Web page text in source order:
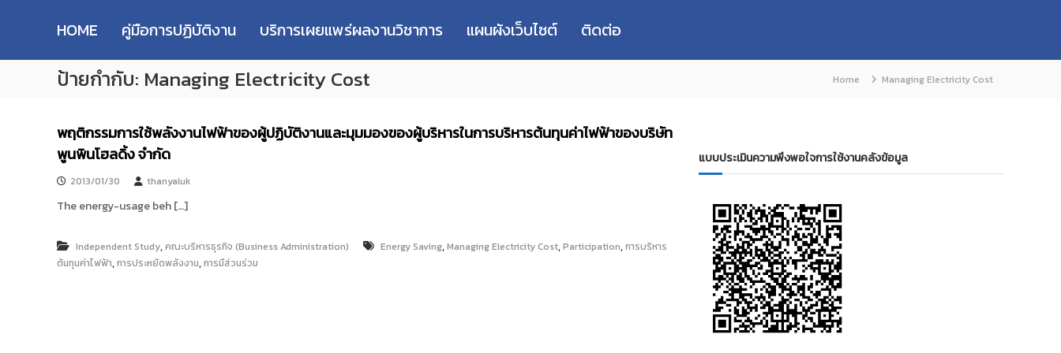
p
M
T
T
e
s
e
a
r
c
h
R
e
ห
วิ
ท
ย
เ
โ
โ
ยี
HOME คู่มือการปฏิบัติงาน บริการเผยแพร่ผลงานวิชาการ แผนผังเว็บไซต์ ติดต่อ
ป้ายกำกับ: Managing Electricity Cost Home Managing Electricity Cost
พฤติกรรมการใช้พลังงานไฟฟ้าของผู้ปฏิบัติงานและมุมมองของผู้บริหารในการบริหารต้นทุนค่าไฟฟ้าของบริษัท
พูนพินโฮลดิ้ง จำกัด
2013/01/30 thanyaluk
The energy-usage beh […]
Independent Study,คณะบริหารธุรกิจ (Business Administration) Energy Saving,Managing Electricity Cost,Participation,การบริหาร
ต้นทุนค่าไฟฟ้า,การประหยัดพลังงาน,การมีส่วนร่วม
แบบประเมินความพึงพอใจการใช้งานคลังข้อมูล